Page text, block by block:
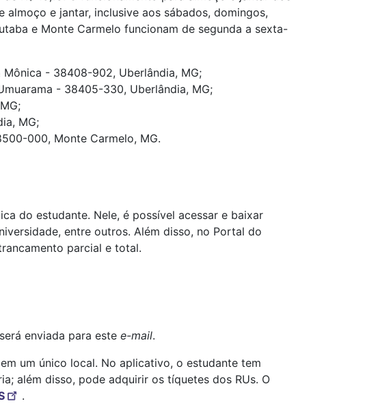
e jantar, inclusive aos sábados, domingos,
e Monte Carmelo funcionam de segunda a sexta-
Mônica - 38408-902, Uberlândia, MG;
- 38405-330, Uberlândia, MG;
MG;
000, Monte Carmelo, MG.
do estudante. Nele, é possível acessar e baixar
entre outros. Além disso, no Portal do
parcial e total.
enviada para este e-mail.
um único local. No aplicativo, o estudante tem
além disso, pode adquirir os tíquetes dos RUs. O
.